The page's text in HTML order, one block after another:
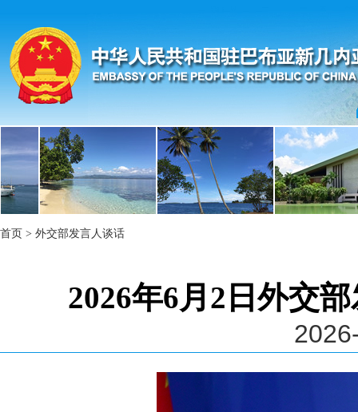
首页 > 外交部发言人谈话
2026年6月2日外交